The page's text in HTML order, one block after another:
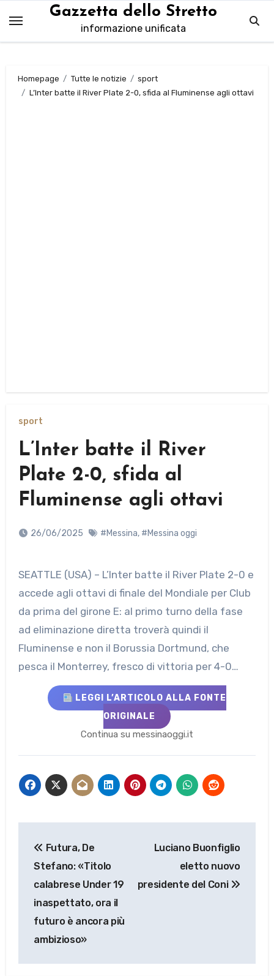
contenuto
Gazzetta dello Stretto
informazione unificata
Homepage Tutte le notizie
sport
L’Inter batte il River Plate 2-0, sfida al Fluminense agli ottavi
sport
L’Inter batte il River
Plate 2-0, sfida al
Fluminense agli ottavi
26/06/2025 #Messina, #Messina oggi
SEATTLE (USA) – L’Inter batte il River Plate 2-0 e
accede agli ottavi di finale del Mondiale per Club
da prima del girone E: al primo turno della fase
ad eliminazione diretta troverà quindi il
Fluminense e non il Borussia Dortmund, che
pesca il Monterrey, fresco di vittoria per 4-0…
LEGGI L’ARTICOLO ALLA FONTE
ORIGINALE
Continua su messinaoggi.it
articoli
Futura, De
Stefano: «Titolo
calabrese Under 19
inaspettato, ora il
futuro è ancora più
ambizioso»
Luciano Buonfiglio
eletto nuovo
presidente del Coni